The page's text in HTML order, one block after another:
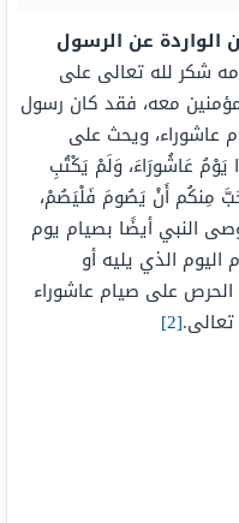
الواردة عن الرسول
شكر لله تعالى على
معه، فقد كان رسول
عاشوراء، ويحث على
عَاشُورَاءَ، وَلَمْ يَكْتُبِ
مِنكُم أَنْ يَصُومَ فَلْيَصُمْ،
النبي أيضًا بصيام يوم
الذي يليه أو
على صيام عاشوراء
[2]